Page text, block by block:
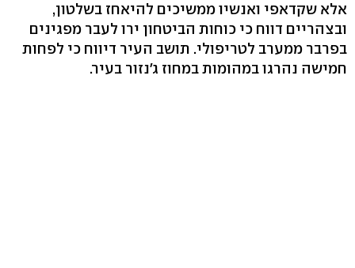
אלא שקדאפי ואנשיו ממשיכים להיאחז בשלטון,
ובצהריים דווח כי כוחות הביטחון ירו לעבר מפגינים
בפרבר ממערב לטריפולי. תושב העיר דיווח כי לפחות
חמישה נהרגו במהומות במחוז ג'נזור בעיר.